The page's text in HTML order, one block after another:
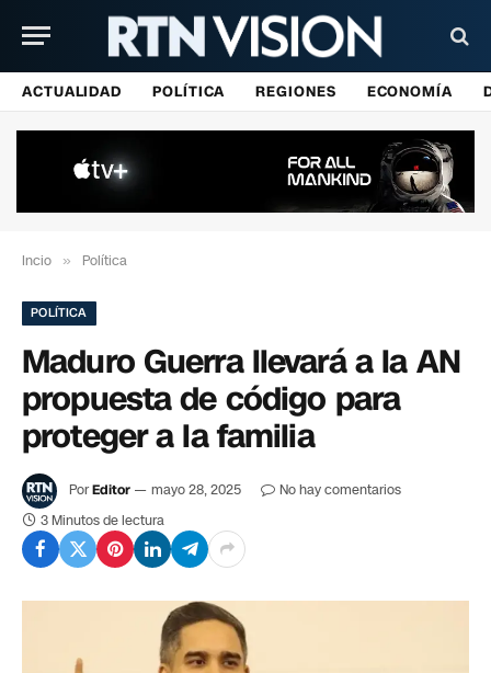
ACTUALIDAD POLÍTICA REGIONES ECONOMÍA
Incio » Política
POLÍTICA
Maduro Guerra llevará a la AN
propuesta de código para
proteger a la familia
PorEditor mayo 28, 2025
No hay comentarios
3 Minutos de lectura